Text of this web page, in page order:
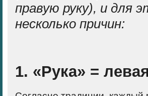
правую руку), и для
несколько причин:
1. «Рука» =